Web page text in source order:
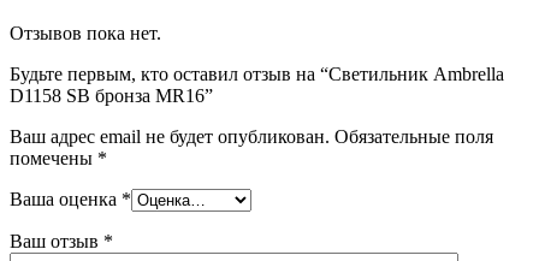
Отзывов пока нет.
Будьте первым, кто оставил отзыв на “Светильник Ambrella
D1158 SB бронза MR16”
Ваш адрес email не будет опубликован. Обязательные поля
помечены *
Ваша оценка *
Ваш отзыв *